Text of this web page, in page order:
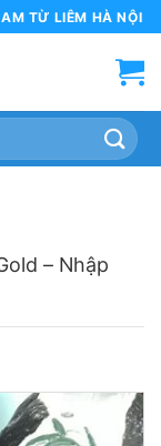
TỪ LIÊM HÀ NỘI
– Nhập